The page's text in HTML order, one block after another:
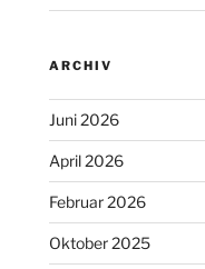
ARCHIV
Juni 2026
April 2026
Februar 2026
Oktober 2025